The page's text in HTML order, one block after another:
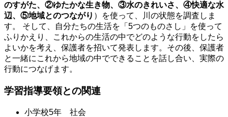
のすがた、②ゆたかな生き物、③水のきれいさ、④快適な水
辺、⑤地域とのつながり ）を使って、川の状態を調査しま
す。 そして、自分たちの生活を「5つのものさし」を使って
ふりかえり、これからの生活の中でどのような行動をしたら
よいかを考え、保護者を招いて発表します。その後、保護者
と一緒にこれから地域の中でできることを話し合い、実際の
行動につなげます。
学習指導要領との関連
小学校5年 社会